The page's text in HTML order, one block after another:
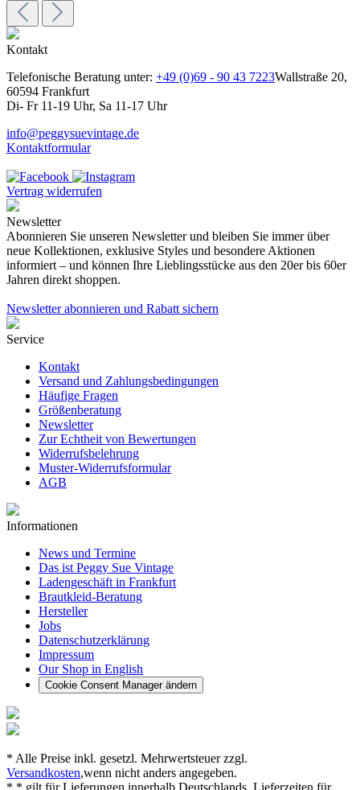
Kontakt
Telefonische Beratung unter: +49 (0)69 - 90 43 7223Wallstraße 20,
60594 Frankfurt
Di- Fr 11-19 Uhr, Sa 11-17 Uhr
info@peggysuevintage.de
Kontaktformular
Vertrag widerrufen
Newsletter
Abonnieren Sie unseren Newsletter und bleiben Sie immer über
neue Kollektionen, exklusive Styles und besondere Aktionen
informiert – und können Ihre Lieblingsstücke aus den 20er bis 60er
Jahren direkt shoppen.
Newsletter abonnieren und Rabatt sichern
Service
Kontakt
Versand und Zahlungsbedingungen
Häufige Fragen
Größenberatung
Newsletter
Zur Echtheit von Bewertungen
Widerrufsbelehrung
Muster-Widerrufsformular
AGB
Informationen
News und Termine
Das ist Peggy Sue Vintage
Ladengeschäft in Frankfurt
Brautkleid-Beratung
Hersteller
Jobs
Datenschutzerklärung
Impressum
Our Shop in English
Cookie Consent Manager ändern
* Alle Preise inkl. gesetzl. Mehrwertsteuer zzgl.
Versandkosten,wenn nicht anders angegeben.
* * gilt für Lieferungen innerhalb Deutschlands, Lieferzeiten für